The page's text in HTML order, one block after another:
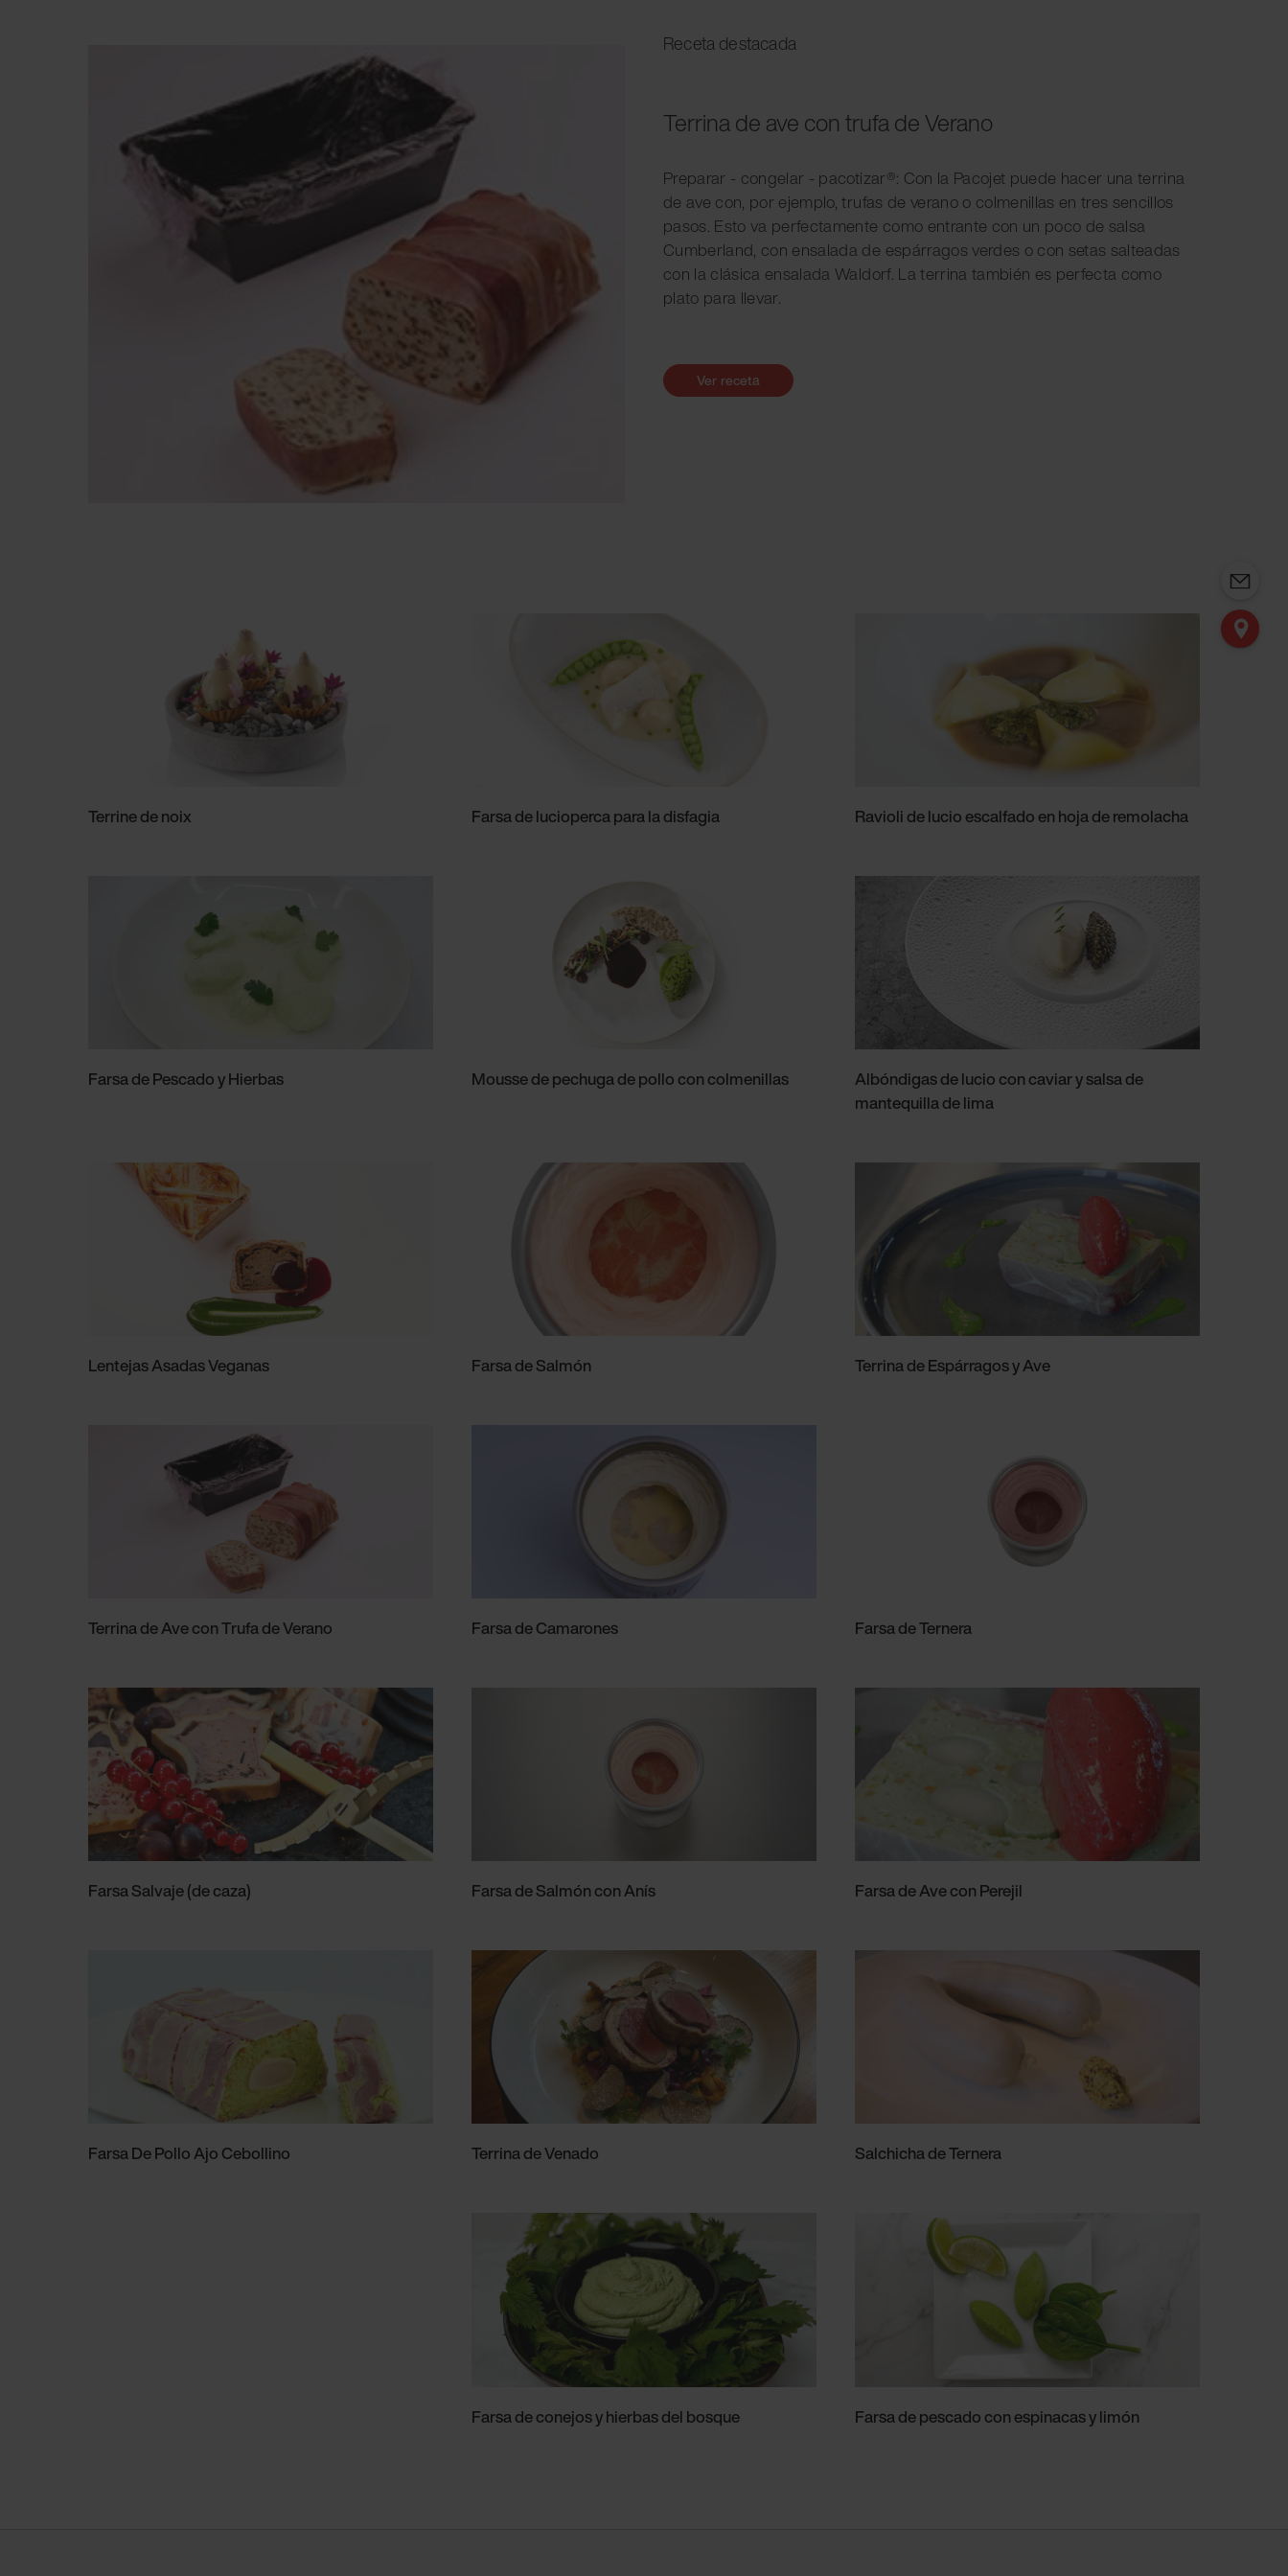
Receta destacada
Terrina de ave con trufa de Verano
Preparar - congelar - pacotizar®: Con la Pacojet puede hacer una terrina
de ave con, por ejemplo, trufas de verano o colmenillas en tres sencillos
pasos. Esto va perfectamente como entrante con un poco de salsa
Cumberland, con ensalada de espárragos verdes o con setas salteadas
con la clásica ensalada Waldorf. La terrina también es perfecta como
plato para llevar.
Ver receta
Terrine de noix Farsa de lucioperca para la disfagia Ravioli de lucio escalfado en hoja de remolacha
Farsa de Pescado y Hierbas Mousse de pechuga de pollo con colmenillas
Albóndigas de lucio con caviar y salsa de
mantequilla de lima
Lentejas Asadas Veganas Farsa de Salmón Terrina de Espárragos y Ave
Terrina de Ave con Trufa de Verano Farsa de Camarones Farsa de Ternera
Farsa Salvaje (de caza) Farsa de Salmón con Anís Farsa de Ave con Perejil
Farsa De Pollo Ajo Cebollino Terrina de Venado Salchicha de Ternera
Farsa de conejos y hierbas del bosque Farsa de pescado con espinacas y limón